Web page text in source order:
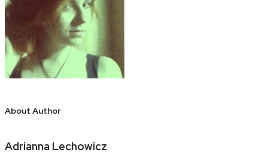
About Author
Adrianna Lechowicz